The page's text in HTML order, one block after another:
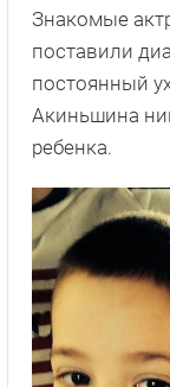
Знакомые
поставили
постоянный
Акиньшина
ребенка.